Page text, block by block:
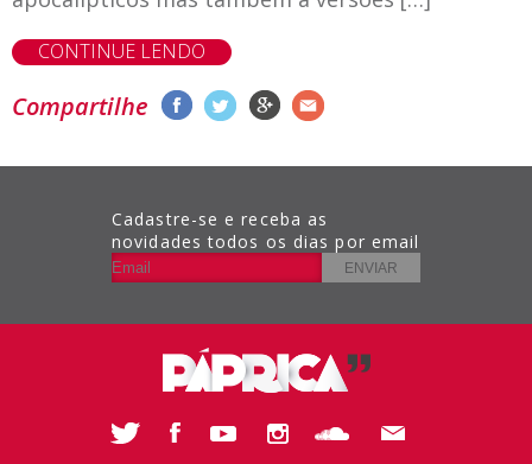
CONTINUE LENDO
Compartilhe
Cadastre-se e receba as
novidades todos os dias por email